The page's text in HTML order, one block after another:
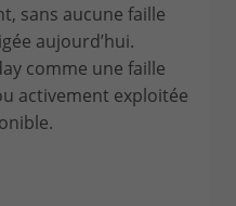
sans aucune faille
aujourd’hui.
comme une faille
activement exploitée